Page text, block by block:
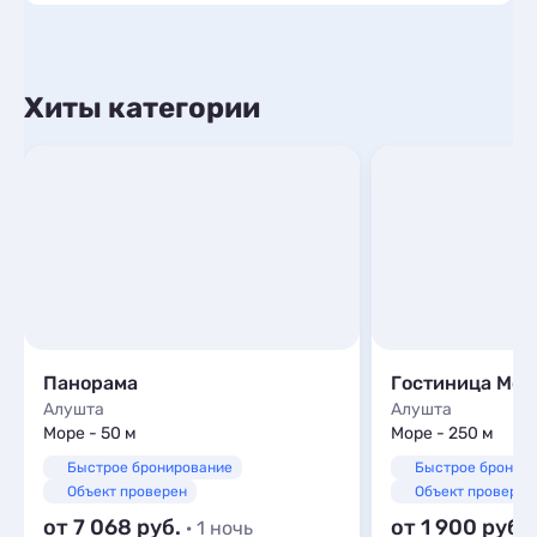
Хиты категории
Панорама
Алушта
Море - 50 м
Быстрое бронирование
Объект проверен
от 7 068 · 1 ночь
Гостиница
Алушта
Море - 250 м
Быстрое
Объект проверен
от 1 900